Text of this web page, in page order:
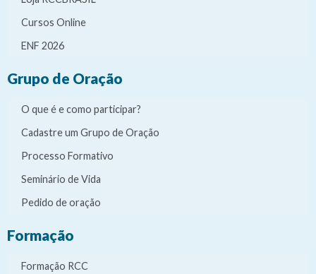
Cursos Online
ENF 2026
Grupo de Oração
O que é e como participar?
Cadastre um Grupo de Oração
Processo Formativo
Seminário de Vida
Pedido de oração
Formação
Formação RCC